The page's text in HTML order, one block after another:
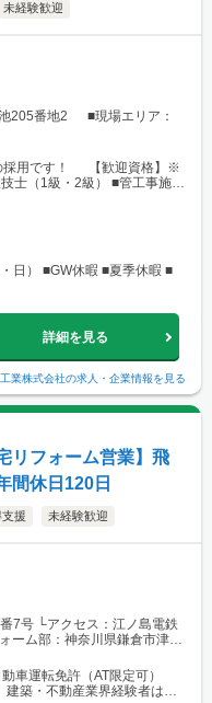
未経験歓迎
205番地2 ■現場エリア：
採用です！ 【歓迎資格】※
士（1級・2級） ■管工事施工
日） ■GW休暇 ■夏季休暇 ■
詳細を見る
業株式会社の求人・企業情報を見る
リフォーム営業】飛
間休日120日
援 未経験歓迎
7号 └アクセス：江ノ島電鉄
ム部：神奈川県鎌倉市津
動車運転免許（AT限定可）
築・不動産業界経験者はも